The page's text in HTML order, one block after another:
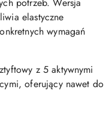
elastyczne
wymagań
z 5 aktywnymi
oferujący nawet do